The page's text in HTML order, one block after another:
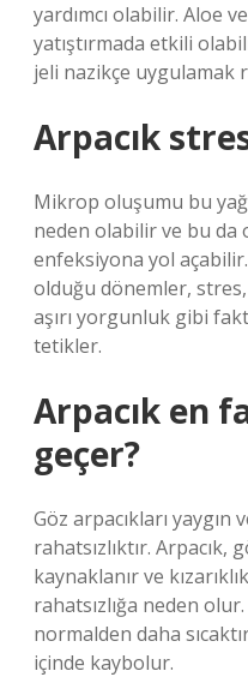
yardımcı olabilir. Aloe
yatıştırmada etkili
jeli nazikçe uygulamak
Arpacık
Mikrop oluşumu bu
neden olabilir ve bu da
enfeksiyona yol
olduğu dönemler,
aşırı yorgunluk gibi
tetikler.
Arpacık en
geçer?
Göz arpacıkları
rahatsızlıktır.
kaynaklanır ve
rahatsızlığa neden olur.
normalden daha
içinde kaybolur.